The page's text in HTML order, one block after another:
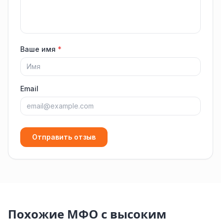
Ваше имя *
Email
Отправить отзыв
Похожие МФО с высоким